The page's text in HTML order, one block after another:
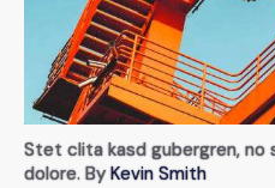
Stet clita kasd gubergren,
dolore. ByKevin Smith